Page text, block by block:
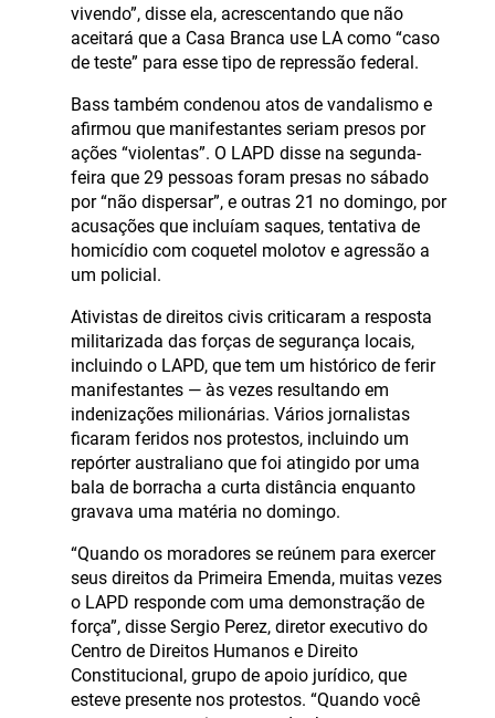
vivendo”, disse ela, acrescentando que não
aceitará que a Casa Branca use LA como “caso
de teste” para esse tipo de repressão federal.
Bass também condenou atos de vandalismo e
afirmou que manifestantes seriam presos por
ações “violentas”. O LAPD disse na segunda-
feira que 29 pessoas foram presas no sábado
por “não dispersar”, e outras 21 no domingo, por
acusações que incluíam saques, tentativa de
homicídio com coquetel molotov e agressão a
um policial.
Ativistas de direitos civis criticaram a resposta
militarizada das forças de segurança locais,
incluindo o LAPD, que tem um histórico de ferir
manifestantes — às vezes resultando em
indenizações milionárias. Vários jornalistas
ficaram feridos nos protestos, incluindo um
repórter australiano que foi atingido por uma
bala de borracha a curta distância enquanto
gravava uma matéria no domingo.
“Quando os moradores se reúnem para exercer
seus direitos da Primeira Emenda, muitas vezes
o LAPD responde com uma demonstração de
força”, disse Sergio Perez, diretor executivo do
Centro de Direitos Humanos e Direito
Constitucional, grupo de apoio jurídico, que
esteve presente nos protestos. “Quando você